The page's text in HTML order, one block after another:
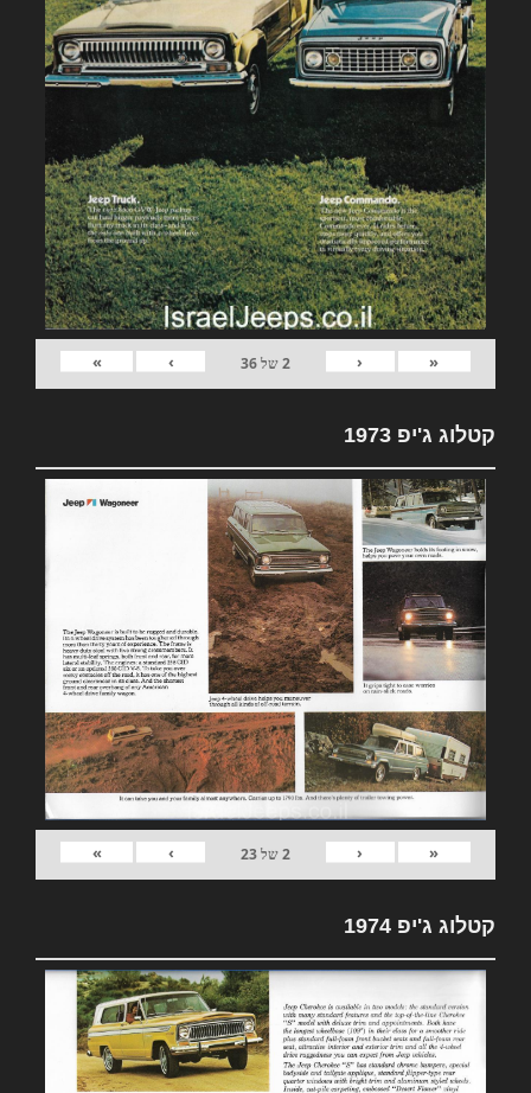
«
‹
2של36
›
»
קטלוג ג'יפ 1973
«
‹
2של23
›
»
קטלוג ג'יפ 1974